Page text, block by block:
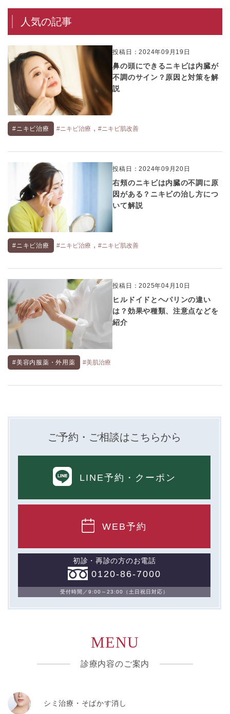
人気の記事
投稿日：2024年09月19日
鼻の頭にできるニキビは内臓が
不調のサイン？原因と対策を解
説
#ニキビ治療 #ニキビ治療 , #ニキビ肌改善
投稿日：2024年09月20日
右頬のニキビは内臓の不調に原
因がある？ニキビの治し方につ
いて解説
#ニキビ治療 #ニキビ治療 , #ニキビ肌改善
投稿日：2025年04月10日
ヒルドイドとヘパリンの違い
は？効果や種類、注意点などを
紹介
#美容内服薬・外用薬 #美肌治療
ご予約・ご相談はこちらから
LINE予約 ・クーポン
WEB予約
初診・再診の方のお電話
0120-86-7000
受付時間／9:00～23:00（土日祝日対応）
MENU
診療内容のご案内
シミ治療・そばかす消し